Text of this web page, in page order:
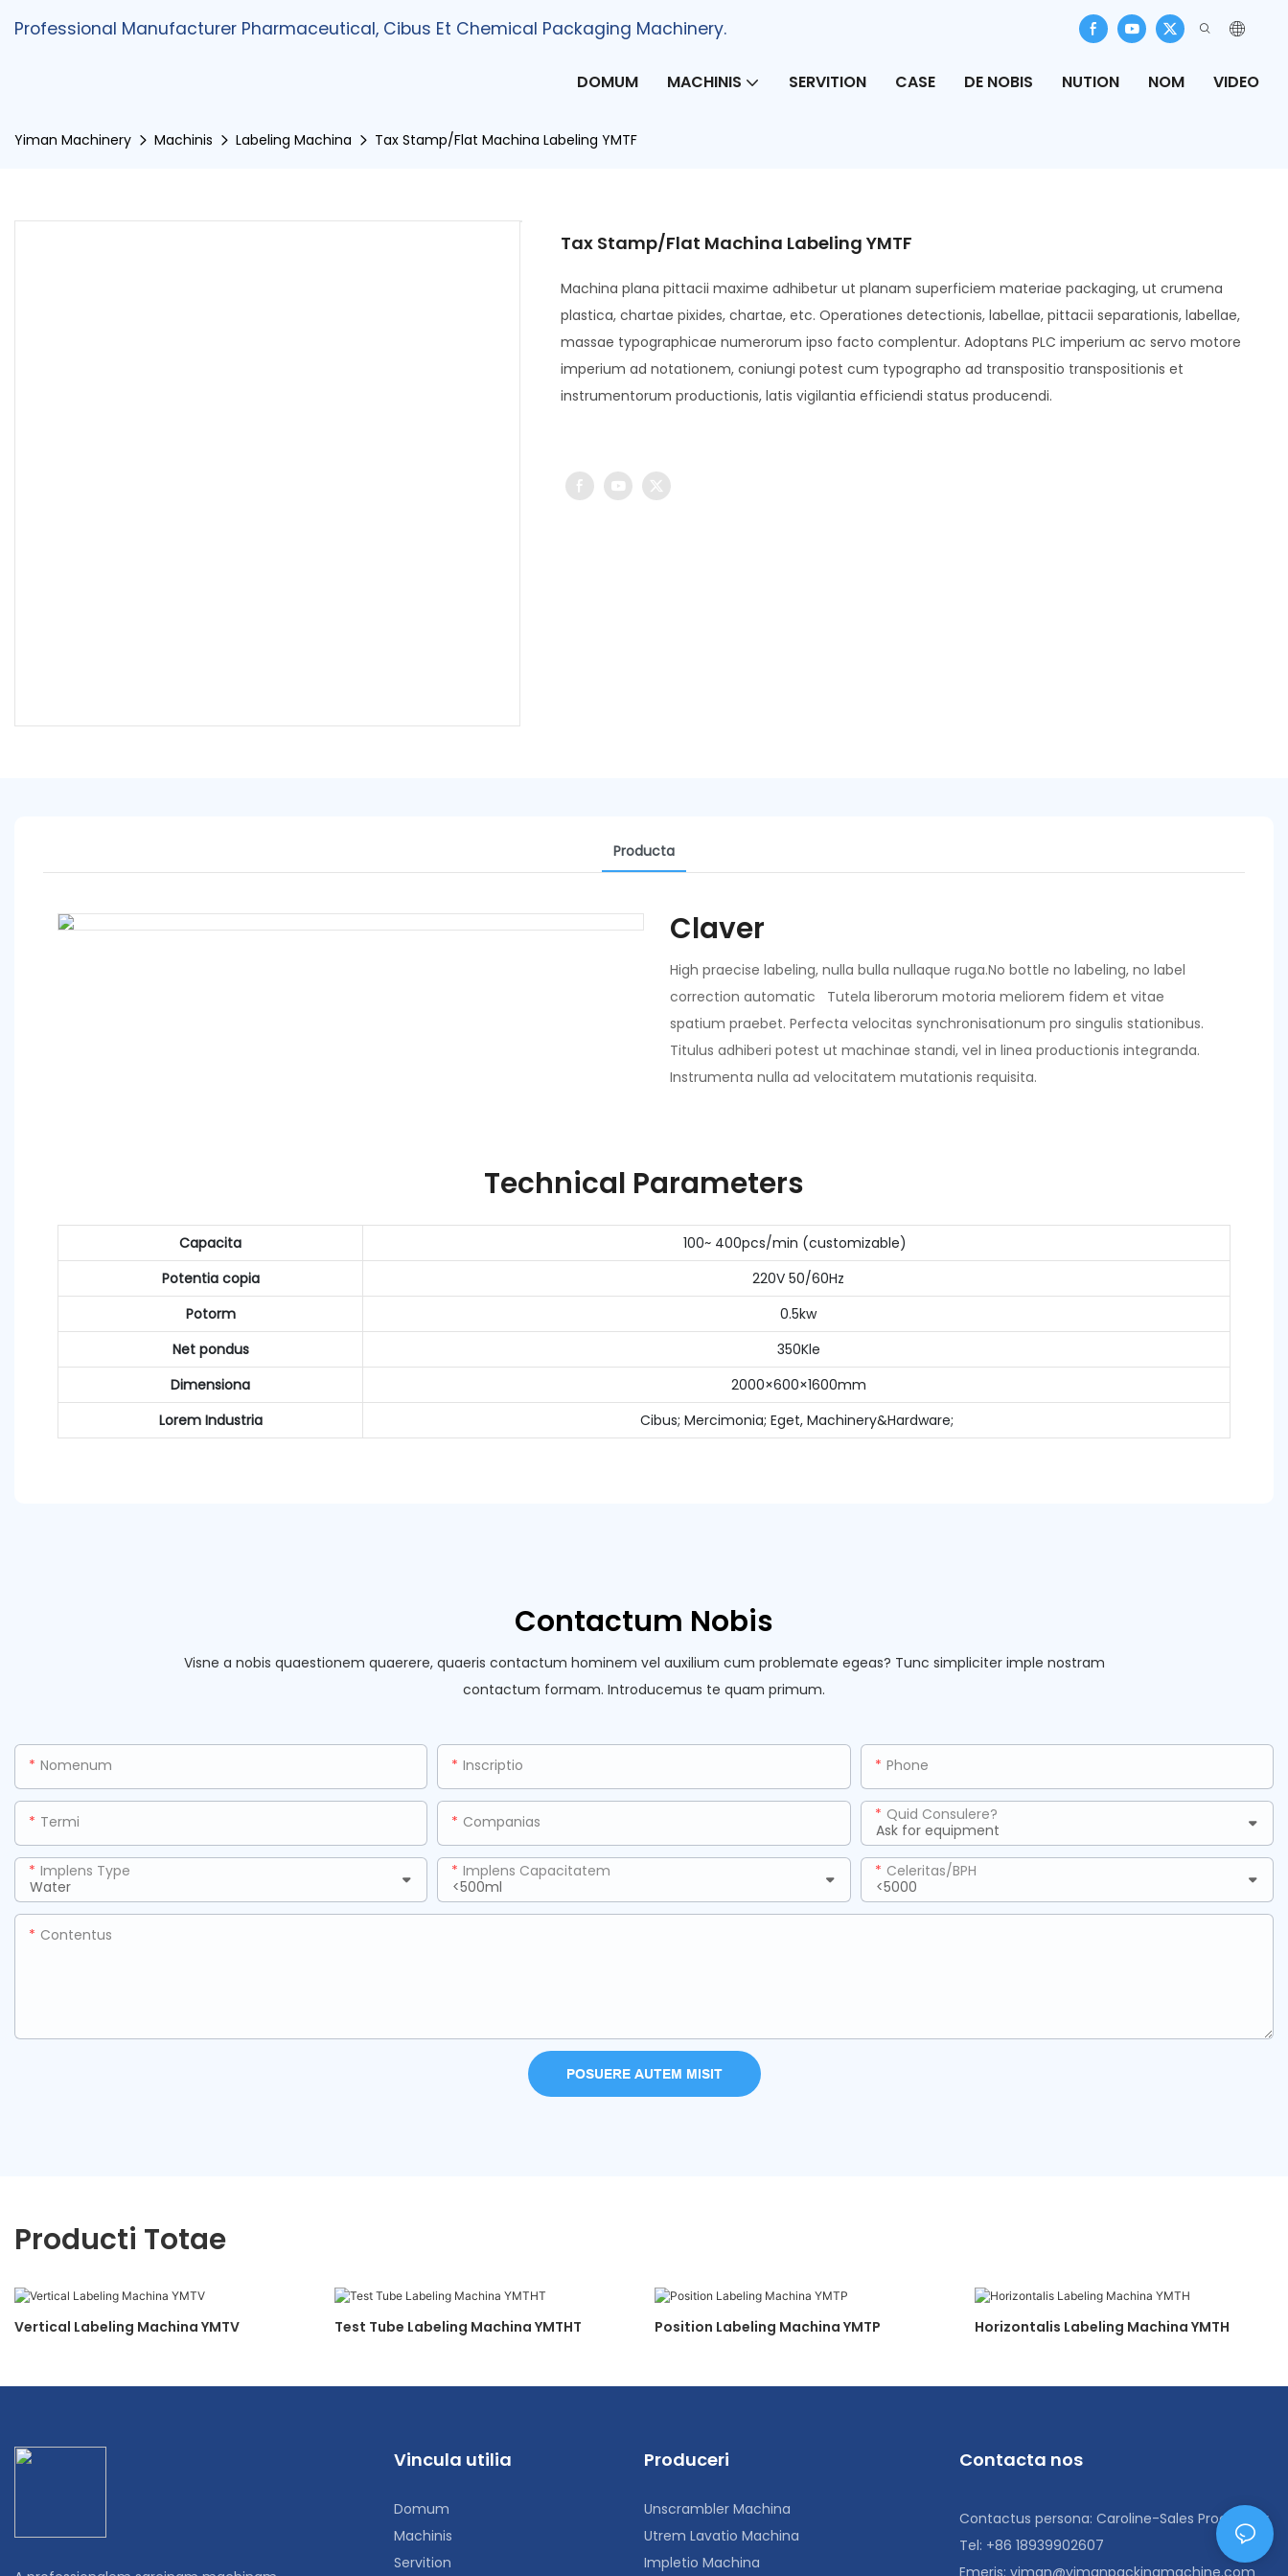
Professional Manufacturer Pharmaceutical, Cibus Et Chemical Packaging Machinery.
DOMUM MACHINIS SERVITION CASE DE NOBIS NUTION NOM VIDEO
Yiman Machinery Machinis Labeling Machina Tax Stamp/Flat Machina Labeling YMTF
Tax Stamp/Flat Machina Labeling YMTF
Machina plana pittacii maxime adhibetur ut planam superficiem materiae packaging, ut crumena
plastica, chartae pixides, chartae, etc. Operationes detectionis, labellae, pittacii separationis, labellae,
massae typographicae numerorum ipso facto complentur. Adoptans PLC imperium ac servo motore
imperium ad notationem, coniungi potest cum typographo ad transpositio transpositionis et
instrumentorum productionis, latis vigilantia efficiendi status producendi.
Producta
Claver
High praecise labeling, nulla bulla nullaque ruga.No bottle no labeling, no label
correction automatic Tutela liberorum motoria meliorem fidem et vitae
spatium praebet. Perfecta velocitas synchronisationum pro singulis stationibus.
Titulus adhiberi potest ut machinae standi, vel in linea productionis integranda.
Instrumenta nulla ad velocitatem mutationis requisita.
Technical Parameters
Capacita
100~ 400pcs/min (customizable)
Potentia copia
220V 50/60Hz
Potorm
0.5kw
Net pondus
350Kle
Dimensiona
2000×600×1600mm
Lorem Industria
Cibus; Mercimonia; Eget, Machinery&Hardware;
Contactum Nobis
Visne a nobis quaestionem quaerere, quaeris contactum hominem vel auxilium cum problemate egeas? Tunc simpliciter imple nostram
contactum formam. Introducemus te quam primum.
Nomenum Inscriptio Phone
Termi Companias Quid Consulere?
Implens Type Implens Capacitatem Celeritas/BPH
Contentus
POSUERE AUTEM MISIT
Producti Totae
Vertical Labeling Machina YMTV Test Tube Labeling Machina YMTHT Position Labeling Machina YMTP Horizontalis Labeling Machina YMTH
Vincula utilia
Domum
Machinis
Servition
Produceri
Unscrambler Machina
Utrem Lavatio Machina
Impletio Machina
Contacta nos
Contactus persona: Caroline-Sales Procurator
Tel: +86 18939902607
Emeris: yiman@yimanpackingmachine.com